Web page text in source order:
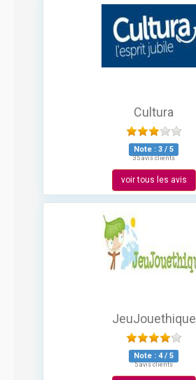
Cultura
Note : 3 / 5
35 avis clients
voir tous les avis
JeuJouethique
Note : 4/ 5
5 avis clients